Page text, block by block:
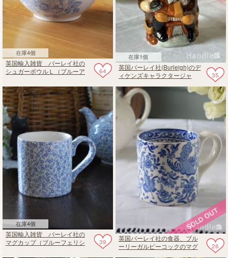
在庫4個
64
英国輸入雑貨 バーレイ社の
シュガーボウルＬ（ブルーア
在庫1個
35
英国バーレイ社(Burleigh)のデ
ィケンズキャラクタージャ
グ
在庫4個
39
英国輸入雑貨 バーレイ社の
マグカップ（ブルーフェリシ
26
英国バーレイ社の食器、ブル
ーリーガルピーコックのマグ